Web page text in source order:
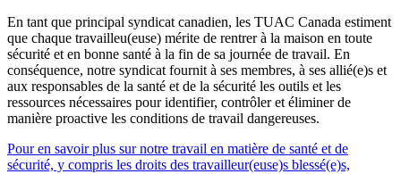
En tant que principal syndicat canadien, les TUAC Canada estiment
que chaque travailleu(euse) mérite de rentrer à la maison en toute
sécurité et en bonne santé à la fin de sa journée de travail. En
conséquence, notre syndicat fournit à ses membres, à ses allié(e)s et
aux responsables de la santé et de la sécurité les outils et les
ressources nécessaires pour identifier, contrôler et éliminer de
manière proactive les conditions de travail dangereuses.
Pour en savoir plus sur notre travail en matière de santé et de
sécurité, y compris les droits des travailleur(euse)s blessé(e)s,